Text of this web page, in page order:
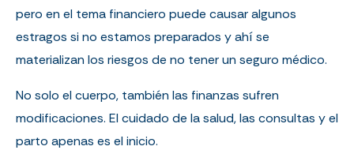
pero en el tema financiero puede causar algunos
estragos si no estamos preparados y ahí se
materializan los riesgos de no tener un seguro médico.
No solo el cuerpo, también las finanzas sufren
modificaciones. El cuidado de la salud, las consultas y el
parto apenas es el inicio.